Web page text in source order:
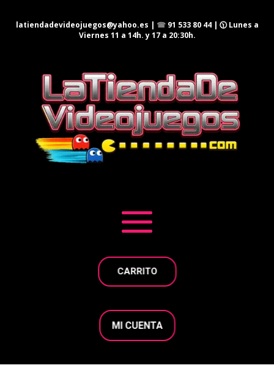
latiendadevideojuegos@yahoo.es | ☎ 91 533 80 44| 🕦 Lunes a
Viernes 11 a 14h. y 17 a 20:30h.
CARRITO
MI CUENTA